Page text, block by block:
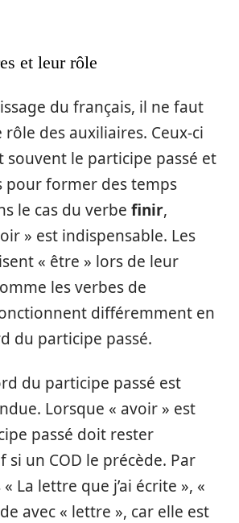
et leur rôle
du français, il ne faut
des auxiliaires. Ceux-ci
souvent le participe passé et
pour former des temps
le cas du verbe finir,
» est indispensable. Les
« être » lors de leur
les verbes de
différemment en
du participe passé.
du participe passé est
Lorsque « avoir » est
passé doit rester
si un COD le précède. Par
La lettre que j’ai écrite », «
avec « lettre », car elle est